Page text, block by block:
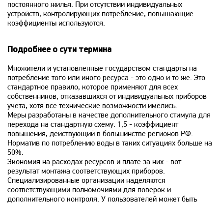
постоянного жилья. При отсутствии индивидуальных
устройств, контролирующих потребление, повышающие
коэффициенты используются.
Подробнее о сути термина
Множители и установленные государством стандарты на
потребление того или иного ресурса - это одно и то же. Это
стандартное правило, которое применяют для всех
собственников, отказавшихся от индивидуальных приборов
учёта, хотя все технические возможности имелись.
Меры разработаны в качестве дополнительного стимула для
перехода на стандартную схему. 1,5 - коэффициент
повышения, действующий в большинстве регионов РФ.
Норматив по потреблению воды в таких ситуациях больше на
50%.
Экономия на расходах ресурсов и плате за них - вот
результат монтажа соответствующих приборов.
Специализированные организации наделяются
соответствующими полномочиями для поверок и
дополнительного контроля. У пользователей может быть